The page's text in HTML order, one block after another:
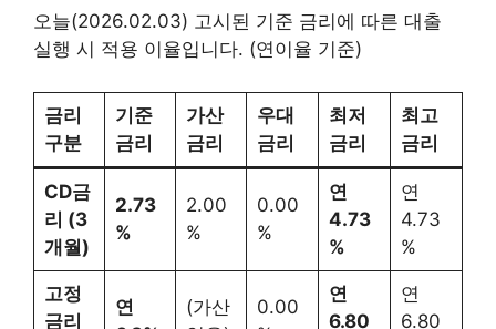
오늘(2026.02.03) 고시된 기준 금리에 따른 대출
실행 시 적용 이율입니다. (연이율 기준)
금리
구분
기준
금리
가산
금리
우대
금리
최저
금리
최고
금리
CD금
리 (3
개월)
2.73
%
2.00
%
0.00
%
연
4.73
%
연
4.73
%
고정
금리
연
(가산
0.00
연
6.80
연
6.80